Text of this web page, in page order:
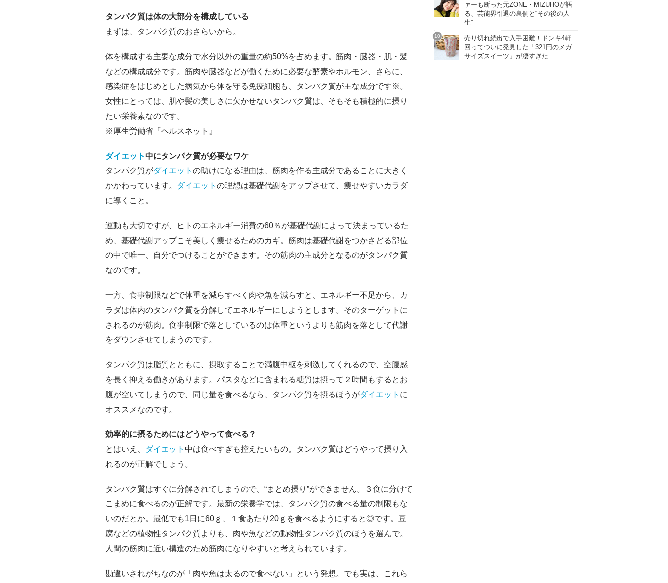
タンパク質は体の大部分を構成している
まずは、タンパク質のおさらいから。
体を構成する主要な成分で水分以外の重量の約50%を占めます。筋肉・臓器・肌・髪
などの構成成分です。筋肉や臓器などが働くために必要な酵素やホルモン、さらに、
感染症をはじめとした病気から体を守る免疫細胞も、タンパク質が主な成分です※。
女性にとっては、肌や髪の美しさに欠かせないタンパク質は、そもそも積極的に摂り
たい栄養素なのです。
※厚生労働省『ヘルスネット』
ダイエット 中にタンパク質が必要なワケ
タンパク質がダイエット の助けになる理由は、筋肉を作る主成分であることに大きく
かかわっています。
ダイエット の理想は基礎代謝をアップさせて、痩せやすいカラダ
に導くこと。
運動も大切ですが、ヒトのエネルギー消費の60％が基礎代謝によって決まっているた
め、基礎代謝アップこそ美しく痩せるためのカギ。筋肉は基礎代謝をつかさどる部位
の中で唯一、自分でつけることができます。その筋肉の主成分となるのがタンパク質
なのです。
一方、食事制限などで体重を減らすべく肉や魚を減らすと、エネルギー不足から、カ
ラダは体内のタンパク質を分解してエネルギーにしようとします。そのターゲットに
されるのが筋肉。食事制限で落としているのは体重というよりも筋肉を落として代謝
をダウンさせてしまうのです。
タンパク質は脂質とともに、摂取することで満腹中枢を刺激してくれるので、空腹感
を長く抑える働きがあります。パスタなどに含まれる糖質は摂って２時間もするとお
腹が空いてしまうので、同じ量を食べるなら、タンパク質を摂るほうがダイエット に
オススメなのです。
効率的に摂るためにはどうやって食べる？
とはいえ、
ダイエット 中は食べすぎも控えたいもの。タンパク質はどうやって摂り入
れるのが正解でしょう。
タンパク質はすぐに分解されてしまうので、“まとめ摂り”ができません。３食に分けて
こまめに食べるのが正解です。最新の栄養学では、タンパク質の食べる量の制限もな
いのだとか。最低でも1日に60ｇ、１食あたり20ｇを食べるようにすると◎です。豆
腐などの植物性タンパク質よりも、肉や魚などの動物性タンパク質のほうを選んで。
人間の筋肉に近い構造のため筋肉になりやすいと考えられています。
勘違いされがちなのが「肉や魚は太るので食べない」という発想。でも実は、これら
ァーも断った元ZONE・MIZUHOが語
る、芸能界引退の裏側と“その後の人
生”
売り切れ続出で入手困難！ドンキ4軒
回ってついに発見した「321円のメガ
サイズスイーツ」が凄すぎた